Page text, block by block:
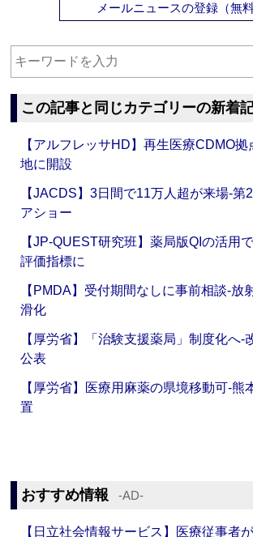
メールニュースの登録（無料
この記事と同じカテゴリーの新着
【アルフレッサHD】再生医療CDMO拠
地に開設
【JACDS】3日間で11万人超が来場‐第
アショー
【JP-QUEST研究班】薬局版QIの活用
評価指標に
【PMDA】受付期間なしに事前相談‐放
滑化
【厚労省】「治験支援薬局」制度化へ‐
公表
【厚労省】医療用麻薬の県境移動可‐熊
置
おすすめ情報 ‐AD‐
【日立社会情報サービス】医療従事者